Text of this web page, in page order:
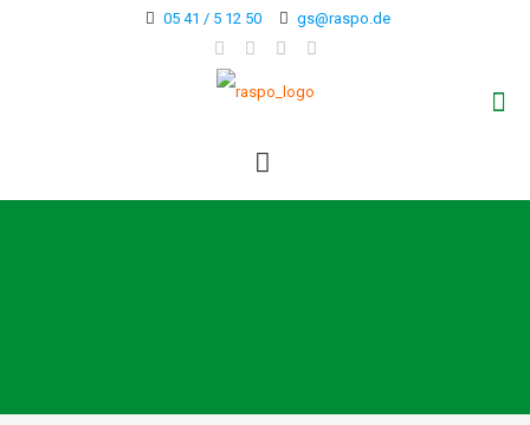
05 41 / 5 12 50 gs@raspo.de